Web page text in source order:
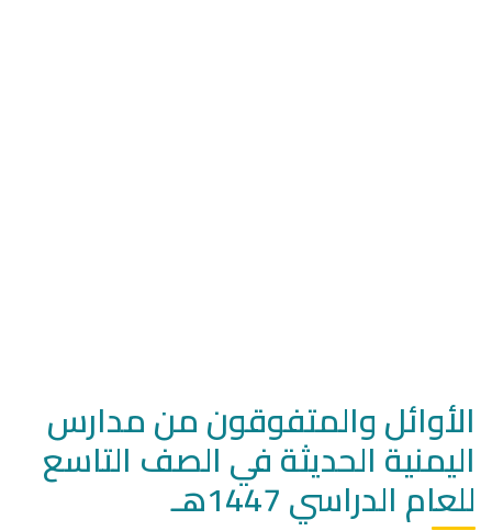
الأوائل والمتفوقون من مدارس
اليمنية الحديثة في الصف التاسع
للعام الدراسي 1447هـ